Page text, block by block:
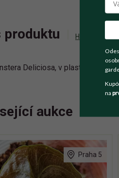
produktu Historie příhozů
Deliciosa, v plastovém
aukce
Praha 5
na